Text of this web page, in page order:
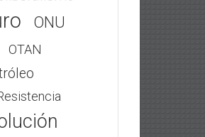
ONU
OTAN